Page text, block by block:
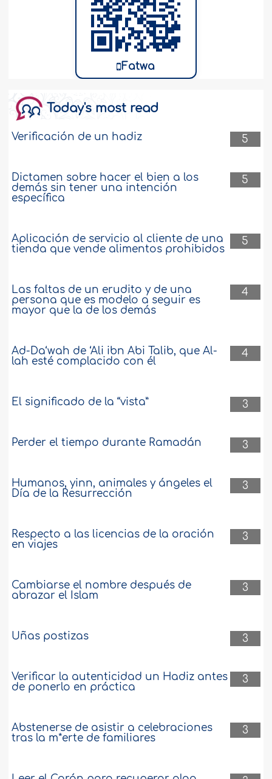
Fatwa
Today's most read
5
Verificación de un hadiz
5
Dictamen sobre hacer el bien a los
demás sin tener una intención
específica
5
Aplicación de servicio al cliente de una
tienda que vende alimentos prohibidos
4
Las faltas de un erudito y de una
persona que es modelo a seguir es
mayor que la de los demás
4
Ad-Da‘wah de ‘Ali ibn Abi Talib, que Al-
lah esté complacido con él
3
El significado de la “vista”
3
Perder el tiempo durante Ramadán
3
Humanos, yinn, animales y ángeles el
Día de la Resurrección
3
Respecto a las licencias de la oración
en viajes
3
Cambiarse el nombre después de
abrazar el Islam
3
Uñas postizas
3
Verificar la autenticidad un Hadiz antes
de ponerlo en práctica
3
Abstenerse de asistir a celebraciones
tras la m*erte de familiares